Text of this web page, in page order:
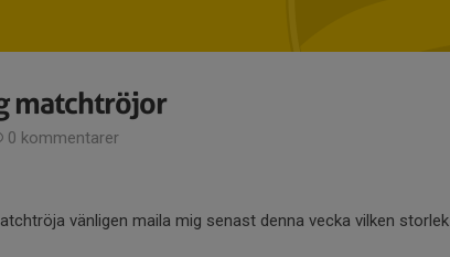
matchtröjor
0 kommentarer
vänligen maila mig senast denna vecka vilken storlek